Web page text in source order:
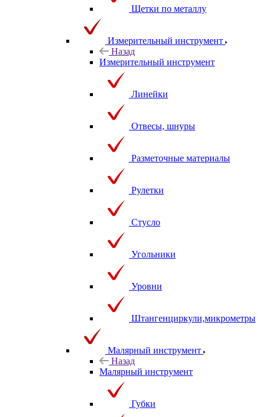
Щетки по металлу
Измерительный инструмент
Назад
Измерительный инструмент
Линейки
Отвесы, шнуры
Разметочные материалы
Рулетки
Стусло
Угольники
Уровни
Штангенциркули,микрометры
Малярный инструмент
Назад
Малярный инструмент
Губки